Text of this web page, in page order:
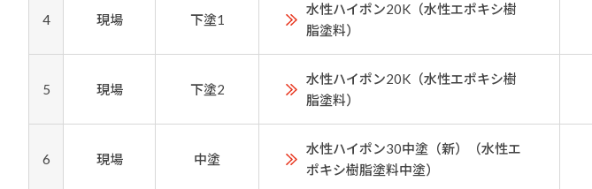
4 現場 下塗1
水性ハイポン20K（水性エポキシ樹
脂塗料）
5 現場 下塗2
水性ハイポン20K（水性エポキシ樹
脂塗料）
6 現場 中塗
水性ハイポン30中塗（新）（水性エ
ポキシ樹脂塗料中塗）